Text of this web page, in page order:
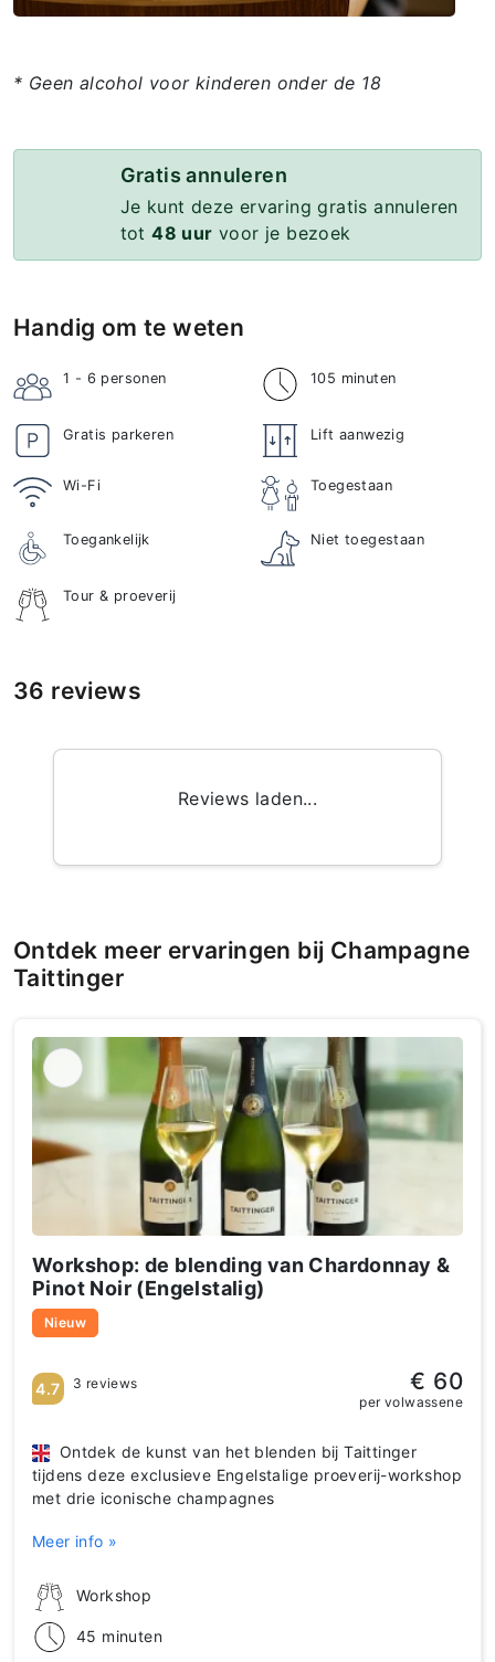
* Geen alcohol voor kinderen onder de 18
Gratis annuleren
Je kunt deze ervaring gratis annuleren
tot48 uur voor je bezoek
Handig om te weten
1 - 6 personen 105 minuten
Gratis parkeren Lift aanwezig
Wi-Fi Toegestaan
Toegankelijk Niet toegestaan
Tour & proeverij
36 reviews
Reviews laden...
Ontdek meer ervaringen bij Champagne
Taittinger
Workshop: de blending van Chardonnay &
Pinot Noir (Engelstalig)
Nieuw
Workshop
45 minuten
Ontdek de kunst van het blenden bij Taittinger
tijdens deze exclusieve Engelstalige proeverij-workshop
met drie iconische champagnes
Meer info »
4.7 3 reviews € 60
per volwassene